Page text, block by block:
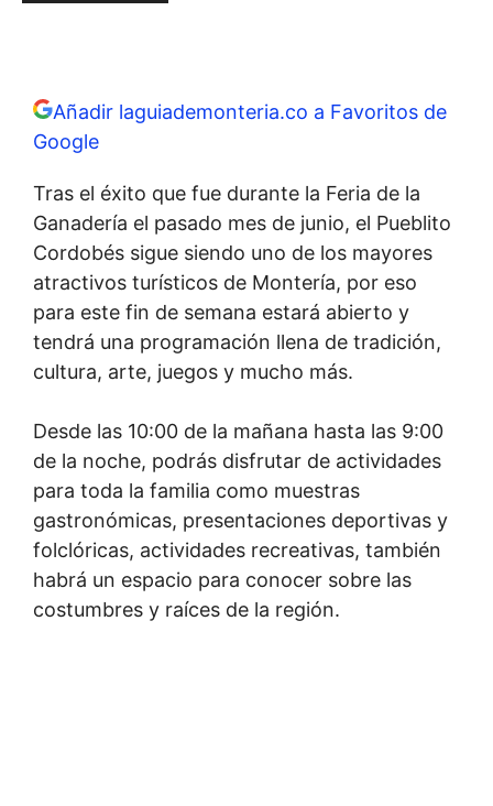
Añadir laguiademonteria.co a Favoritos de
Google
Tras el éxito que fue durante la Feria de la
Ganadería el pasado mes de junio, el Pueblito
Cordobés sigue siendo uno de los mayores
atractivos turísticos de Montería, por eso
para este fin de semana estará abierto y
tendrá una programación llena de tradición,
cultura, arte, juegos y mucho más.
Desde las 10:00 de la mañana hasta las 9:00
de la noche, podrás disfrutar de actividades
para toda la familia como muestras
gastronómicas, presentaciones deportivas y
folclóricas, actividades recreativas, también
habrá un espacio para conocer sobre las
costumbres y raíces de la región.